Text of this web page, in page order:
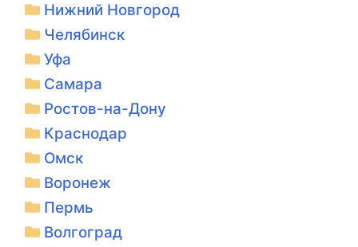
Нижний Новгород
Челябинск
Уфа
Самара
Ростов-на-Дону
Краснодар
Омск
Воронеж
Пермь
Волгоград